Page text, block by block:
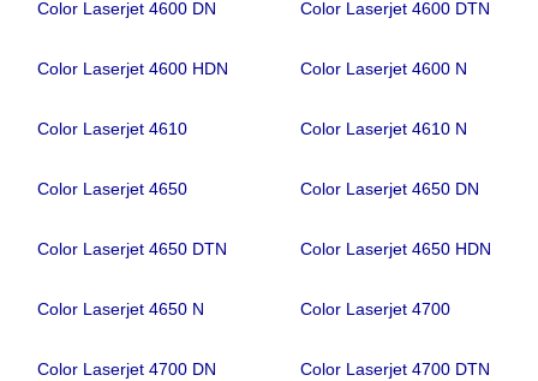
Color Laserjet 4600 DN Color Laserjet 4600 DTN
Color Laserjet 4600 HDN Color Laserjet 4600 N
Color Laserjet 4610 Color Laserjet 4610 N
Color Laserjet 4650 Color Laserjet 4650 DN
Color Laserjet 4650 DTN Color Laserjet 4650 HDN
Color Laserjet 4650 N Color Laserjet 4700
Color Laserjet 4700 DN Color Laserjet 4700 DTN